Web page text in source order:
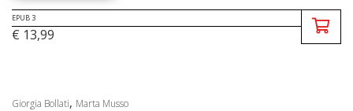
EPUB 3
€ 13,99
Giorgia Bollati, Marta Musso